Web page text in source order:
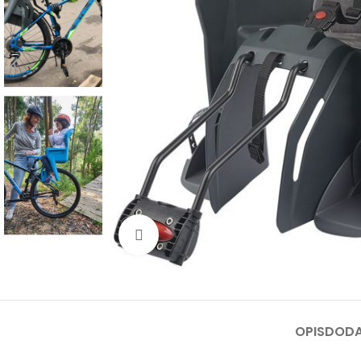
Kliknite za uvećanje
OPIS